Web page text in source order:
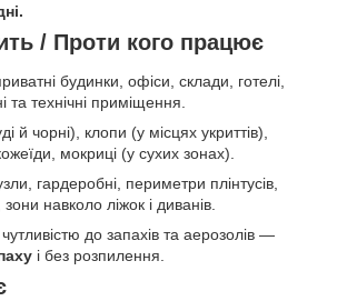
/ Проти кого працює
будинки, офіси, склади, готелі,
та технічні приміщення.
й чорні), клопи (у місцях укриттів),
мокриці (у сухих зонах).
гардеробні, периметри плінтусів,
зони навколо ліжок і диванів.
до запахів та аерозолів —
і без розпилення.